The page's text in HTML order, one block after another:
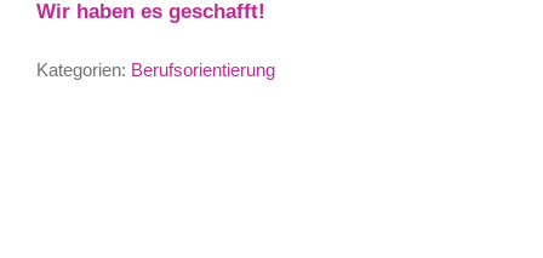
Wir haben es geschafft!
Kategorien: Berufsorientierung